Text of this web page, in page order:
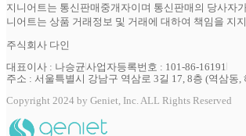
지니어트는 통신판매중개자이며 통신판매의 당사자
니어트는 상품 거래정보 및 거래에 대하여 책임을 지
주식회사 다인
대표이사 : 나승균사업자등록번호 : 101-86-16191
주소 : 서울특별시 강남구 역삼로 3길 17, 8층 (역삼동,
Copyright 2024 by Geniet, Inc. ALL Rights Reserved